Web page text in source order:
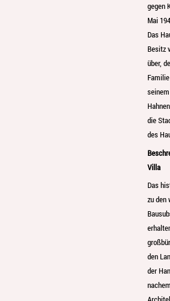
gegen
Mai
Das
Besitz
über,
die
des
Villa
Das
zu den
den
der